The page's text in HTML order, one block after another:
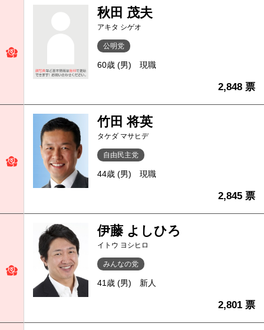
秋田 茂夫
アキタ シゲオ
公明党
60歳 (男) 現職
2,848 票
竹田 将英
タケダ マサヒデ
自由民主党
44歳 (男) 現職
2,845 票
伊藤 よしひろ
イトウ ヨシヒロ
みんなの党
41歳 (男) 新人
2,801 票